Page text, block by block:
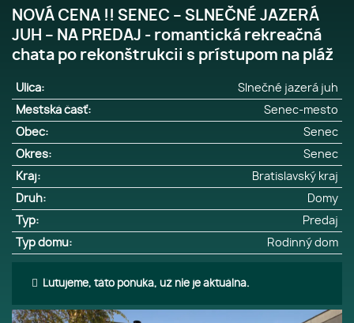
NOVÁ CENA !! SENEC – SLNEČNÉ JAZERÁ
JUH – NA PREDAJ - romantická rekreačná
chata po rekonštrukcii s prístupom na pláž
Ulica:
Slnečné jazerá juh
Mestská časť:
Senec-mesto
Obec:
Senec
Okres:
Senec
Kraj:
Bratislavský kraj
Druh:
Domy
Typ:
Predaj
Typ domu:
Rodinný dom
Ľutujeme, táto ponuka, už nie je aktuálna.